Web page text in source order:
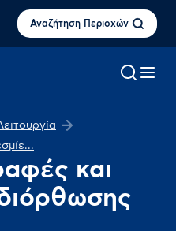
Αναζήτηση Περιοχών
και